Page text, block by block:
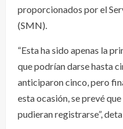
proporcionados por el
(SMN).
“Esta ha sido apenas la
que podrían darse hasta
anticiparon cinco, pero
esta ocasión, se prevé
pudieran registrarse”,